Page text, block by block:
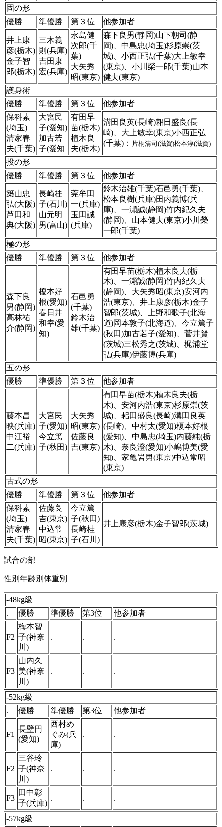
固の形
優勝
準優勝 第３位 他参加者
井上康
彦(栃木)
金子智
郎(栃木)
三木義
則(兵庫)
吉田康
宏(兵庫)
永島健
次郎(千
葉)
大矢秀
昭(東京)
森下良男(静岡)山下朝司(静
岡)、中島忠(埼玉)杉原崇(茨
城)、小西正弘(千葉)大上敏幸
(東京)、小川榮一郎(千葉)山本
健夫(東京)
護身術
優勝
準優勝 第３位
他参加者
保科素
(埼玉)
清家春
夫(千葉)
大宮民
子(愛知)
加古若
子(愛知
有田早
苗(栃木)
植木良
夫(栃木)
溝田良英(長崎)耜田盛良(長
崎)、大上敏幸(東京)小西正弘
(千葉)： 片桐清司(滋賀)松本淳(滋賀)
投の形
優勝
準優勝 第３位 他参加者
築山忠
弘(大阪)
芦田和
典(大阪)
長崎桂
子(石川)
山元明
男(富山)
莞牟田
一(兵庫)
玉田誠
(兵庫)
鈴木治雄(千葉)石邑勇(千葉)、
松本良樹(兵庫)田内義博(兵
庫)、一瀬誠(静岡)竹内紀久夫
(静岡)、山本健夫(東京)小川榮
一郎(千葉)
極の形
優勝
準優勝 第３位 他参加者
森下良
男(静岡)
高林祐
介(静岡)
榎本好
根(愛知)
春日井
和幸(愛
知)
石邑勇
(千葉)
鈴木治
雄(千葉)
有田早苗(栃木)植木良夫(栃
木)、一瀬誠(静岡)竹内紀久夫
(静岡)、大矢秀昭(東京)安河内
浩(東京)、井上康彦(栃木)金子
智郎(茨城)、上野和歌子(北海
道)岡本敦子(北海道)、今立篤子
(秋田)加古若子(愛知)、菅井賢
(茨城)三松秀之(茨城)、梶浦堂
弘(兵庫)伊藤博(兵庫)
五の形
優勝
準優勝 第３位 他参加者
藤本昌
映(兵庫)
中江裕
二(兵庫)
大宮民
子(愛知)
今立篤
子(秋田)
大矢秀
昭(東京)
佐藤良
吉(東京)
有田早苗(栃木)植木良夫(栃
木)、安河内浩(東京)杉原崇(茨
城)、耜田盛良(長崎)溝田良英
(長崎)、中村太(愛知)榎本好根
(愛知)、中島忠(埼玉)内藤純(栃
木)、奈良澄(愛知)小嶋博美(愛
知)、家亀岩男(東京)中込常昭
(東京)
古式の形
優勝
準優勝 第３位
他参加者
保科素
(埼玉)
清家春
夫(千葉)
佐藤良
吉(東京)
中込常
昭(東京)
今立篤
子(秋田)
長崎桂
子(石川)
井上康彦(栃木)金子智郎(茨城)
試合の部
性別年齢別体重別
-48kg級
.
優勝 準優勝 第3位 他参加者
F2
梅本智
子(神奈
川)
. . .
F3
山内久
美(神奈
川)
. . .
-52kg級
.
優勝 準優勝 第3位 他参加者
F1
長壁円
(愛知)
西村め
ぐみ(兵
庫)
. .
F2
三谷玲
子(神奈
川)
. . .
F3
田中彰
子(兵庫)
. . .
-57kg級